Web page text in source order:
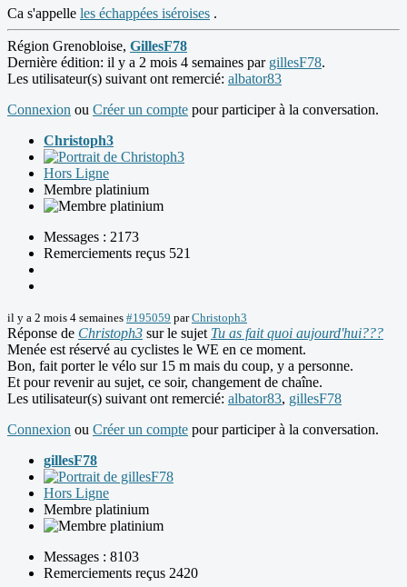
Ca s'appelle les échappées iséroises .
Région Grenobloise, GillesF78
Dernière édition: il y a 2 mois 4 semaines par gillesF78.
Les utilisateur(s) suivant ont remercié: albator83
Connexion ou Créer un compte pour participer à la conversation.
Christoph3
Hors Ligne
Membre platinium
Messages : 2173
Remerciements reçus 521
il y a 2 mois 4 semaines #195059 parChristoph3
Réponse de Christoph3 sur le sujet Tu as fait quoi aujourd'hui???
Menée est réservé au cyclistes le WE en ce moment.
Bon, fait porter le vélo sur 15 m mais du coup, y a personne.
Et pour revenir au sujet, ce soir, changement de chaîne.
Les utilisateur(s) suivant ont remercié: albator83, gillesF78
Connexion ou Créer un compte pour participer à la conversation.
gillesF78
Hors Ligne
Membre platinium
Messages : 8103
Remerciements reçus 2420